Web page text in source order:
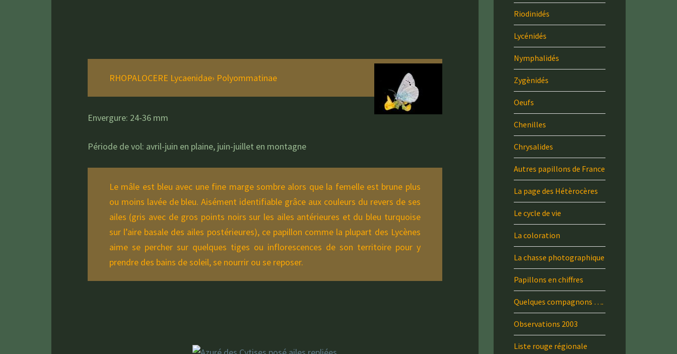
RHOPALOCERE Lycaenidae› Polyommatinae
Envergure: 24-36 mm
Période de vol: avril-juin en plaine, juin-juillet en montagne
Le mâle est bleu avec une fine marge sombre alors que la femelle est brune plus
ou moins lavée de bleu. Aisément identifiable grâce aux couleurs du revers de ses
ailes (gris avec de gros points noirs sur les ailes antérieures et du bleu turquoise
sur l’aire basale des ailes postérieures), ce papillon comme la plupart des Lycènes
aime se percher sur quelques tiges ou inflorescences de son territoire pour y
prendre des bains de soleil, se nourrir ou se reposer.
Riodinidés
Lycénidés
Nymphalidés
Zygènidés
Oeufs
Chenilles
Chrysalides
Autres papillons de France
La page des Hétèrocères
Le cycle de vie
La coloration
La chasse photographique
Papillons en chiffres
Quelques compagnons ….
Observations 2003
Liste rouge régionale